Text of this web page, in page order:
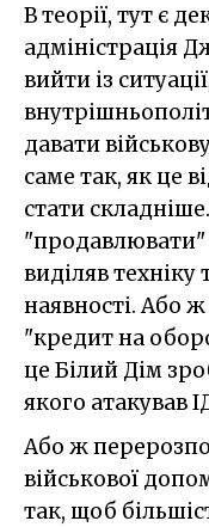
В теорії, тут є
адміністрація
вийти із
давати
саме так, як це
стати
"продавлювати"
виділяв техніку
наявності. Або
"кредит на
це Білий Дім
якого атакував
Або ж
військової
так, щоб